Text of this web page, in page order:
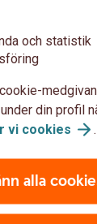
och
och statistik
din profil
vi cookies .
alla